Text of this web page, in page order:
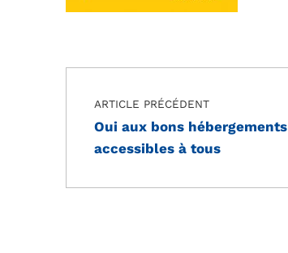
Skip back to main navigation
Navigation de l’article
ARTICLE PRÉCÉDENT
Oui aux bons hébergements
accessibles à tous